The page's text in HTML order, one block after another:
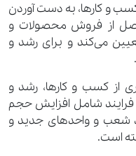
و کارها، به دست آوردن
از فروش محصولات و
می‌کند و برای رشد و
از کسب و کارها، رشد و
شامل افزایش حجم
شعب و واحدهای جدید و
است.